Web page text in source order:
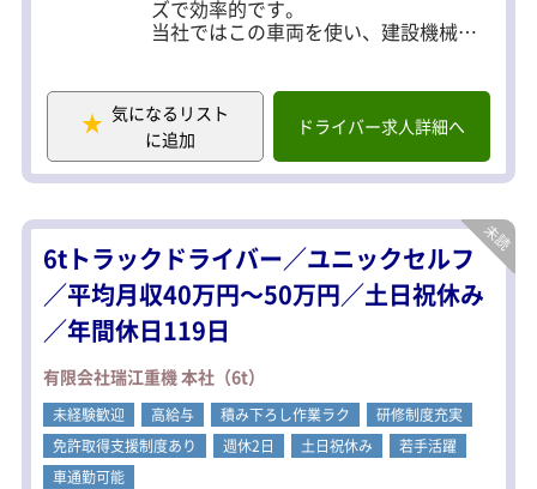
GW・お盆などの連休もしっかりあるから、旅行や
趣味も思いきり楽しめます。 面接は私服OKです。
ズで効率的です。
当社ではこの車両を使い、建設機械や
しい挑戦とやりがいを感じられます。
スキルアップを目指す方には、大型車
両への乗り換えも可能です。
配送エリア：関東一都三県（東京都・
千葉県がメイン）、群馬県など
荷物：重機・フォークリフト・高所作
業車・発電機など
件数：1日4～6件程度
積み降ろし：セルフ、クレーン、一部
手積み手降ろし
＜一日の流れ＞
▼前日に配車係が車庫に来る時間をお
知らせ
▼車庫か本社に行く
▼お客様先に行く
気になるリスト
に追加
ドライバー求人詳細へ
6tトラックドライバー／ユニックセルフ
／平均月収40万円～50万円／土日祝休み
／年間休日119日
有限会社瑞江重機 本社（6t）
未経験歓迎 高給与 積み下ろし作業ラク
研修制度充実
免許取得支援制度あり
週休2日 土日祝休み
若手活躍
車通勤可能